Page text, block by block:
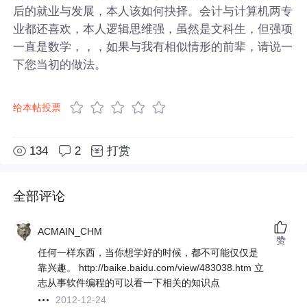
后的就业与发展，本人该如何抉择。会计与计算机两专
业都还喜欢，本人逻辑思维强，虽然是文科生，但强项
一直是数学，，，如果与我有相似情形的前辈，请说一
下您当初的做法。
给本帖投票
134 2 打赏
全部评论
ACMAIN_CHM
任何一样东西，当你想学好的时候，都不可能仅仅是
靠兴趣。 http://baike.baidu.com/view/483038.htm 立
志从事软件编程的可以看一下相关的知识点
2012-12-24
赞